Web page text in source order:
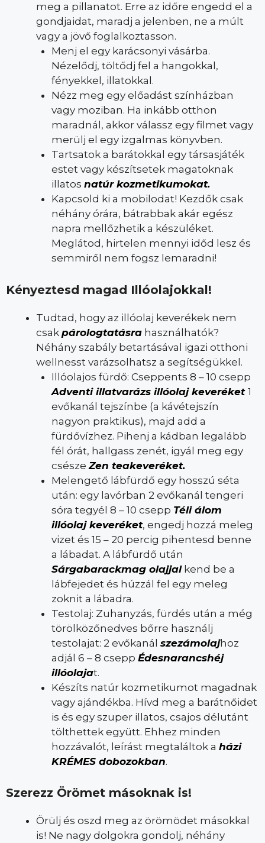
meg a pillanatot. Erre az időre engedd el a
gondjaidat, maradj a jelenben, ne a múlt
vagy a jövő foglalkoztasson.
Menj el egy karácsonyi vásárba.
Nézelődj, töltődj fel a hangokkal,
fényekkel, illatokkal.
Nézz meg egy előadást színházban
vagy moziban. Ha inkább otthon
maradnál, akkor válassz egy filmet vagy
merülj el egy izgalmas könyvben.
Tartsatok a barátokkal egy társasjáték
estet vagy készítsetek magatoknak
illatos natúr kozmetikumokat.
Kapcsold ki a mobilodat! Kezdők csak
néhány órára, bátrabbak akár egész
napra mellőzhetik a készüléket.
Meglátod, hirtelen mennyi időd lesz és
semmiről nem fogsz lemaradni!
Kényeztesd magad Illóolajokkal!
Tudtad, hogy az illóolaj keverékek nem
csak párologtatásra használhatók?
Néhány szabály betartásával igazi otthoni
wellnesst varázsolhatsz a segítségükkel.
Illóolajos fürdő: Cseppents 8 – 10 csepp
Adventi illatvarázs illóolaj keveréket 1
evőkanál tejszínbe (a kávétejszín
nagyon praktikus), majd add a
fürdővízhez. Pihenj a kádban legalább
fél órát, hallgass zenét, igyál meg egy
csésze Zen teakeveréket.
Melengető lábfürdő egy hosszú séta
után: egy lavórban 2 evőkanál tengeri
sóra tegyél 8 – 10 csepp Téli álom
illóolaj keveréket, engedj hozzá meleg
vizet és 15 – 20 percig pihentesd benne
a lábadat. A lábfürdő után
Sárgabarackmag olajjalkend be a
lábfejedet és húzzál fel egy meleg
zoknit a lábadra.
Testolaj: Zuhanyzás, fürdés után a még
törölközőnedves bőrre használj
testolajat: 2 evőkanál szezámolajhoz
adjál 6 – 8 csepp Édesnarancshéj
illóolajat.
Készíts natúr kozmetikumot magadnak
vagy ajándékba. Hívd meg a barátnőidet
is és egy szuper illatos, csajos délutánt
tölthettek együtt. Ehhez minden
hozzávalót, leírást megtaláltok a házi
KRÉMES dobozokban.
Szerezz Örömet másoknak is!
Örülj és oszd meg az örömödet másokkal
is! Ne nagy dolgokra gondolj, néhány